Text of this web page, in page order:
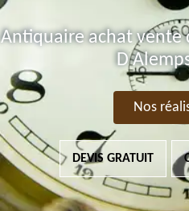
Antiquaire achat vente
D
Nos
DEVIS GRATUIT